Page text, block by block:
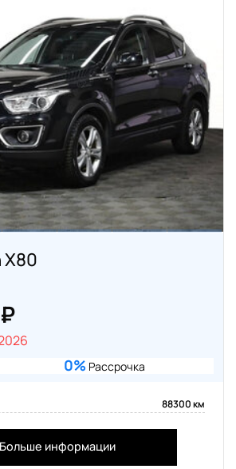
X80
0% Рассрочка
88300 км
Больше информации